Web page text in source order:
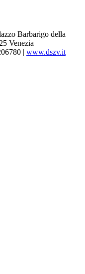
Barbarigo della
Venezia
| www.dszv.it